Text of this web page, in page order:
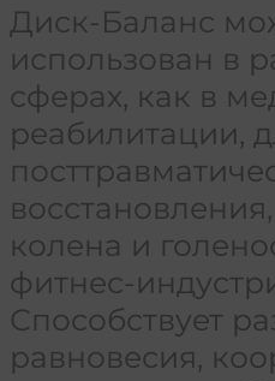
Диск-Баланс
использован в
сферах, как в
реабилитации,
колена и
фитнес-
Способствует
равновесия,